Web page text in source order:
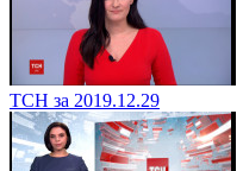
ТСН за 2019.12.29